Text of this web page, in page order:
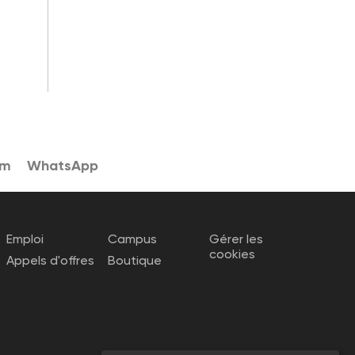
WhatsApp
Emploi
Appels d'offres
Campus
Boutique
Gérer les
cookies